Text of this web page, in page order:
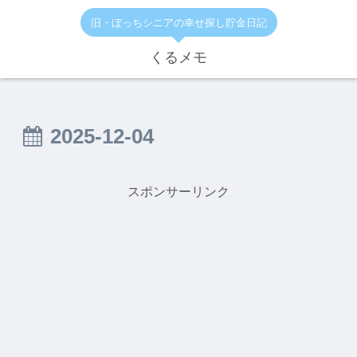
旧・ぼっちシニアの幸せ探し貯金日記
くるメモ
2025-12-04
スポンサーリンク